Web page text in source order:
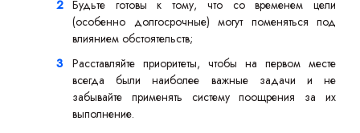
Будьте готовы к тому, что со временем цели
(особенно долгосрочные) могут поменяться под
влиянием обстоятельств;
Расставляйте приоритеты, чтобы на первом месте
всегда были наиболее важные задачи и не
забывайте применять систему поощрения за их
выполнение.